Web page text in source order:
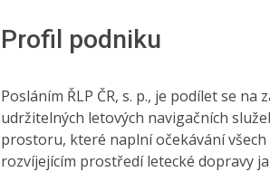
Profil podniku
Posláním ŘLP ČR, s. p., je podílet se
udržitelných letových navigačních
prostoru, které naplní očekávání
rozvíjejícím prostředí letecké dopravy